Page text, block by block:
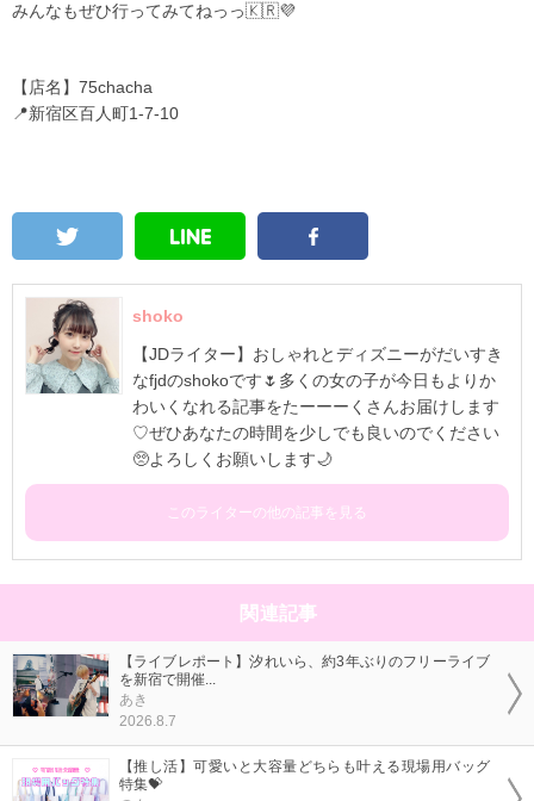
みんなもぜひ行ってみてねっっ🇰🇷💜
【店名】75chacha
📍新宿区百人町1-7-10
shoko
【JDライター】おしゃれとディズニーがだいすき
なfjdのshokoです🌷多くの女の子が今日もよりか
わいくなれる記事をたーーーくさんお届けします
♡ぜひあなたの時間を少しでも良いのでください
🥺よろしくお願いします🌙
このライターの他の記事を見る
関連記事
【ライブレポート】汐れいら、約3年ぶりのフリーライブ
を新宿で開催...
あき
2026.8.7
【推し活】可愛いと大容量どちらも叶える現場用バッグ
特集💝